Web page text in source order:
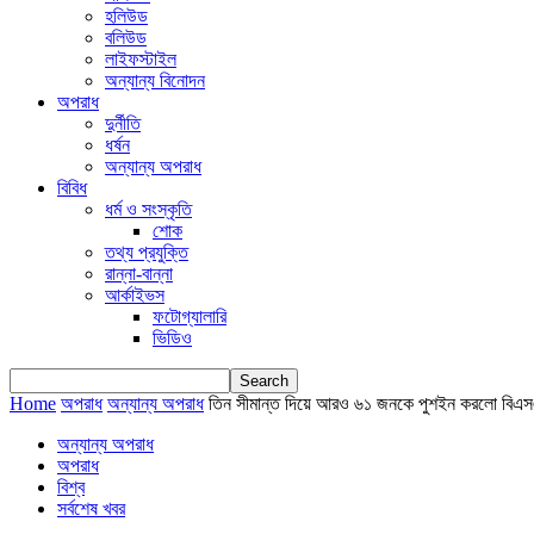
হলিউড
বলিউড
লাইফস্টাইল
অন্যান্য বিনোদন
অপরাধ
দুর্নীতি
ধর্ষন
অন্যান্য অপরাধ
বিবিধ
ধর্ম ও সংস্কৃতি
শোক
তথ্য প্রযুক্তি
রান্না-বান্না
আর্কাইভস
ফটোগ্যালারি
ভিডিও
Home অপরাধ অন্যান্য অপরাধ তিন সীমান্ত দিয়ে আরও ৬১ জনকে পুশইন করলো
অন্যান্য অপরাধ
অপরাধ
বিশ্ব
সর্বশেষ খবর